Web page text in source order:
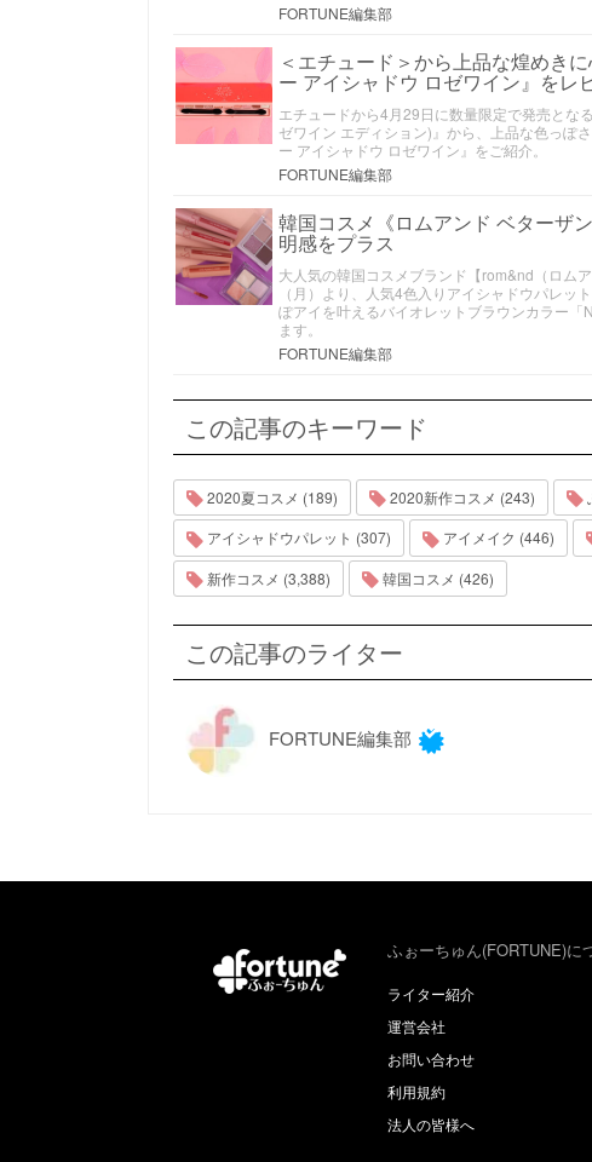
FORTUNE編集部
＜エチュード＞から上品な煌めき
ー アイシャドウ ロゼワイン』をレ
エチュードから4月29日に数量限定で発売とな
ゼワイン エディション)』から、上品な色っぽ
ー アイシャドウ ロゼワイン』をご紹介。
FORTUNE編集部
韓国コスメ《ロムアンド ベターザ
明感をプラス
大人気の韓国コスメブランド【rom&nd（ロム
（月）より、人気4色入りアイシャドウパレ
ぽアイを叶えるバイオレットブラウンカラー
ます。
FORTUNE編集部
この記事のキーワード
2020夏コスメ (189) 2020新作コスメ (243)
アイシャドウパレット (307)
アイメイク (446)
新作コスメ (3,388)
韓国コスメ (426)
この記事のライター
FORTUNE編集部
ふぉーちゅん(FORTUNE)に
ライター紹介
運営会社
お問い合わせ
利用規約
法人の皆様へ